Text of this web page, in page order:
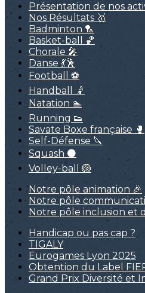
Présentation de nos
Nos Résultats 🥇
Badminton 🏸
Basket-ball 🏀
Chorale 🎤
Danse 💃🕺
Football ⚽
Handball 🤾
Natation 🏊
Running 👟
Savate Boxe française 🥊
Self-Défense 🔪
Squash ⚫
Volley-ball 🏐
Notre pôle animation 🎉
Notre pôle
Notre pôle inclusion et
Handicap ou pas cap ?
TIGALY
Eurogames Lyon 2025
Obtention du Label
Grand Prix Diversité et